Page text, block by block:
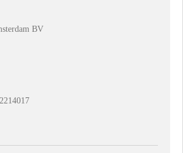
BV